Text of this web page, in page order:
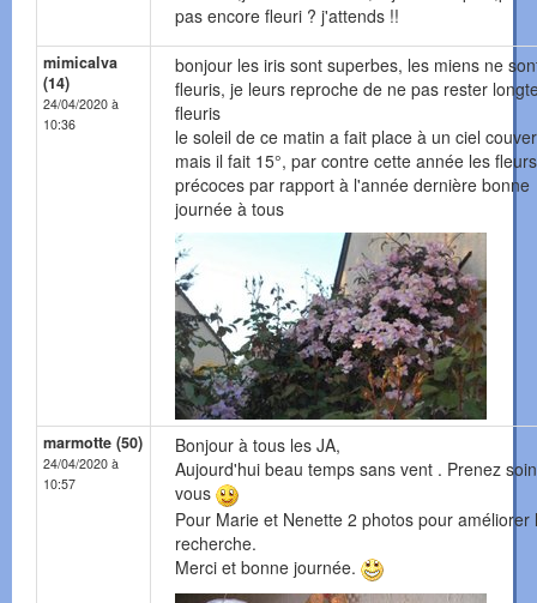
pas encore fleuri ? j'attends !!
mimicalva
(14)
24/04/2020 à
10:36
bonjour les iris sont superbes, les miens ne
fleuris, je leurs reproche de ne pas rester
fleuris
le soleil de ce matin a fait place à un ciel
mais il fait 15°, par contre cette année les
précoces par rapport à l'année dernière bonne
journée à tous
marmotte (50)
24/04/2020 à
10:57
Bonjour à tous les JA,
Aujourd'hui beau temps sans vent . Prenez
vous
Pour Marie et Nenette 2 photos pour améliorer
recherche.
Merci et bonne journée.